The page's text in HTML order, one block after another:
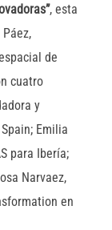
, esta
de
cuatro
y
Emilia
para Ibería;
Narvaez,
en